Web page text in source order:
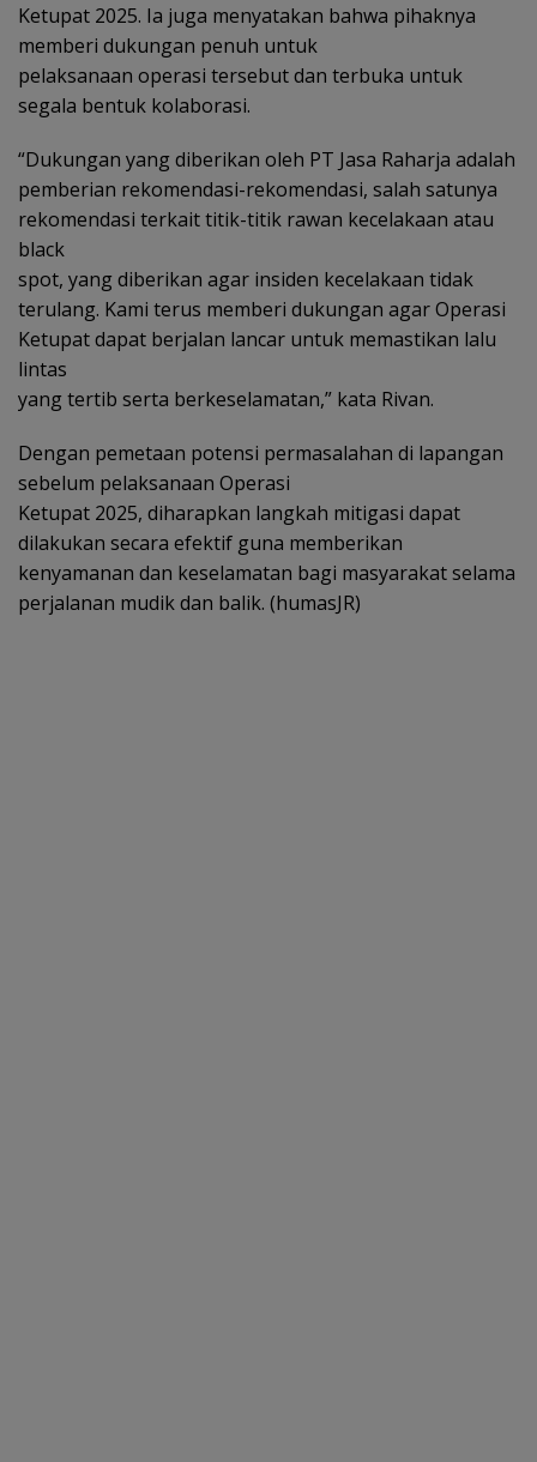
Ketupat 2025. Ia juga menyatakan bahwa pihaknya
memberi dukungan penuh untuk
pelaksanaan operasi tersebut dan terbuka untuk
segala bentuk kolaborasi.
“Dukungan yang diberikan oleh PT Jasa Raharja adalah
pemberian rekomendasi-rekomendasi, salah satunya
rekomendasi terkait titik-titik rawan kecelakaan atau
black
spot, yang diberikan agar insiden kecelakaan tidak
terulang. Kami terus memberi dukungan agar Operasi
Ketupat dapat berjalan lancar untuk memastikan lalu
lintas
yang tertib serta berkeselamatan,” kata Rivan.
Dengan pemetaan potensi permasalahan di lapangan
sebelum pelaksanaan Operasi
Ketupat 2025, diharapkan langkah mitigasi dapat
dilakukan secara efektif guna memberikan
kenyamanan dan keselamatan bagi masyarakat selama
perjalanan mudik dan balik. (humasJR)